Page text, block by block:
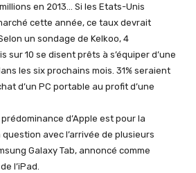
en 2013… Si les Etats-Unis
cette année, ce taux devrait
un sondage de Kelkoo, 4
sur 10 se disent prêts à s’équiper d’une
les six prochains mois. 31% seraient
d’un PC portable au profit d’une
d’Apple est pour la
avec l’arrivée de plusieurs
Galaxy Tab, annoncé comme
l’iPad.